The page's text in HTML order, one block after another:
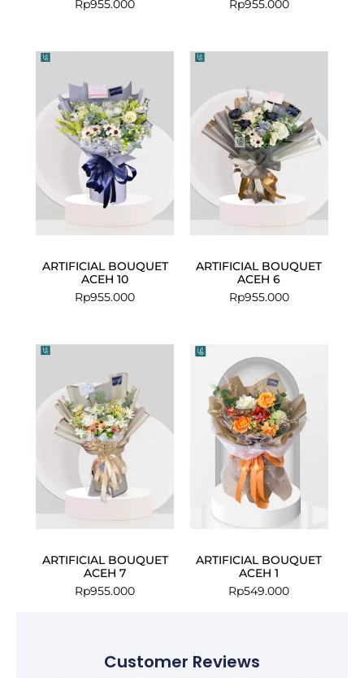
Rp955.000 Rp955.000
ARTIFICIAL BOUQUET
ACEH 10
Rp955.000
ARTIFICIAL BOUQUET
ACEH 6
Rp955.000
ARTIFICIAL BOUQUET
ACEH 7
Rp955.000
ARTIFICIAL BOUQUET
ACEH 1
Rp549.000
Customer Reviews